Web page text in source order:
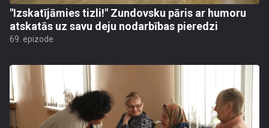
"Izskatījāmies tizli!" Zundovsku pāris ar humoru
atskatās uz savu deju nodarbības pieredzi
69. epizode